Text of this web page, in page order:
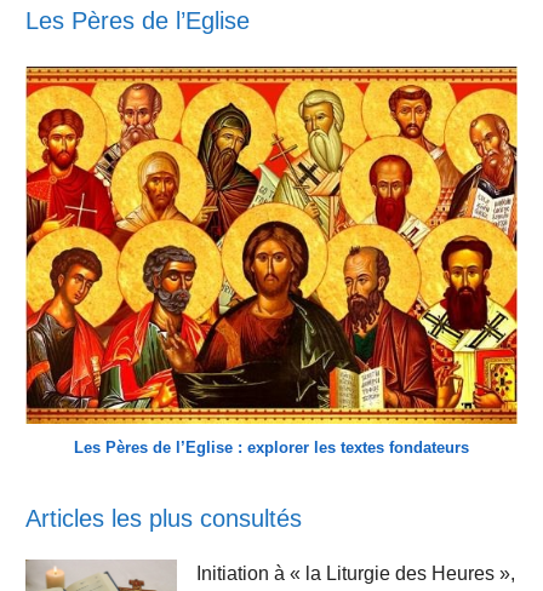
Les Pères de l’Eglise
Les Pères de l’Eglise : explorer les textes fondateurs
Articles les plus consultés
Initiation à « la Liturgie des Heures »,